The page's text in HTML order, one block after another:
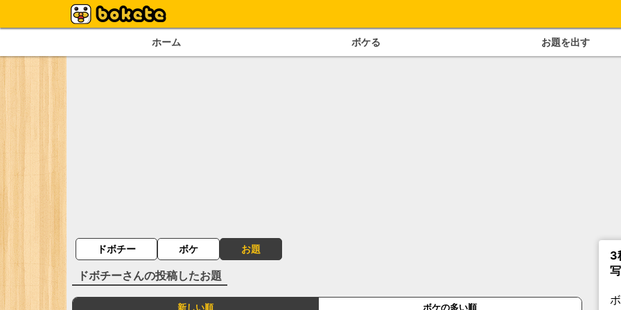
ホーム ボケる お題を出す
ドボチー ボケ お題
ドボチーさんの投稿したお題
新しい順 ボケの多い順
3